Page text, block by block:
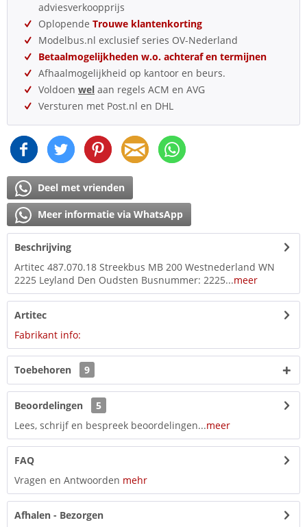
adviesverkoopprijs
Oplopende Trouwe klantenkorting
Modelbus.nl exclusief series OV-Nederland
Betaalmogelijkheden w.o. achteraf en termijnen
Afhaalmogelijkheid op kantoor en beurs.
Voldoen wel aan regels ACM en AVG
Versturen met Post.nl en DHL
Deel met vrienden
Meer informatie via WhatsApp
Beschrijving
Artitec 487.070.18 Streekbus MB 200 Westnederland WN
2225 Leyland Den Oudsten Busnummer: 2225...meer
Artitec
Fabrikant info:
Toebehoren 9
Beoordelingen
5
Lees, schrijf en bespreek beoordelingen...meer
FAQ
Vragen en Antwoorden mehr
Afhalen - Bezorgen